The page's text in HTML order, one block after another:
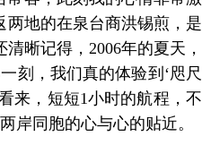
两地的在泉台商洪锡煎，是
晰记得，2006年的夏天，
刻，我们真的体验到‘咫尺
来，短短1小时的航程，不
岸同胞的心与心的贴近。